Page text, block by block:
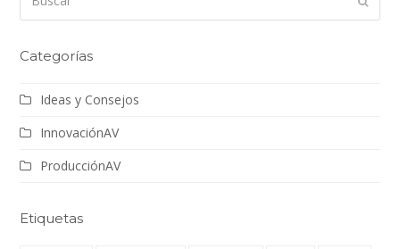
Categorías
Ideas y Consejos
InnovaciónAV
ProducciónAV
Etiquetas